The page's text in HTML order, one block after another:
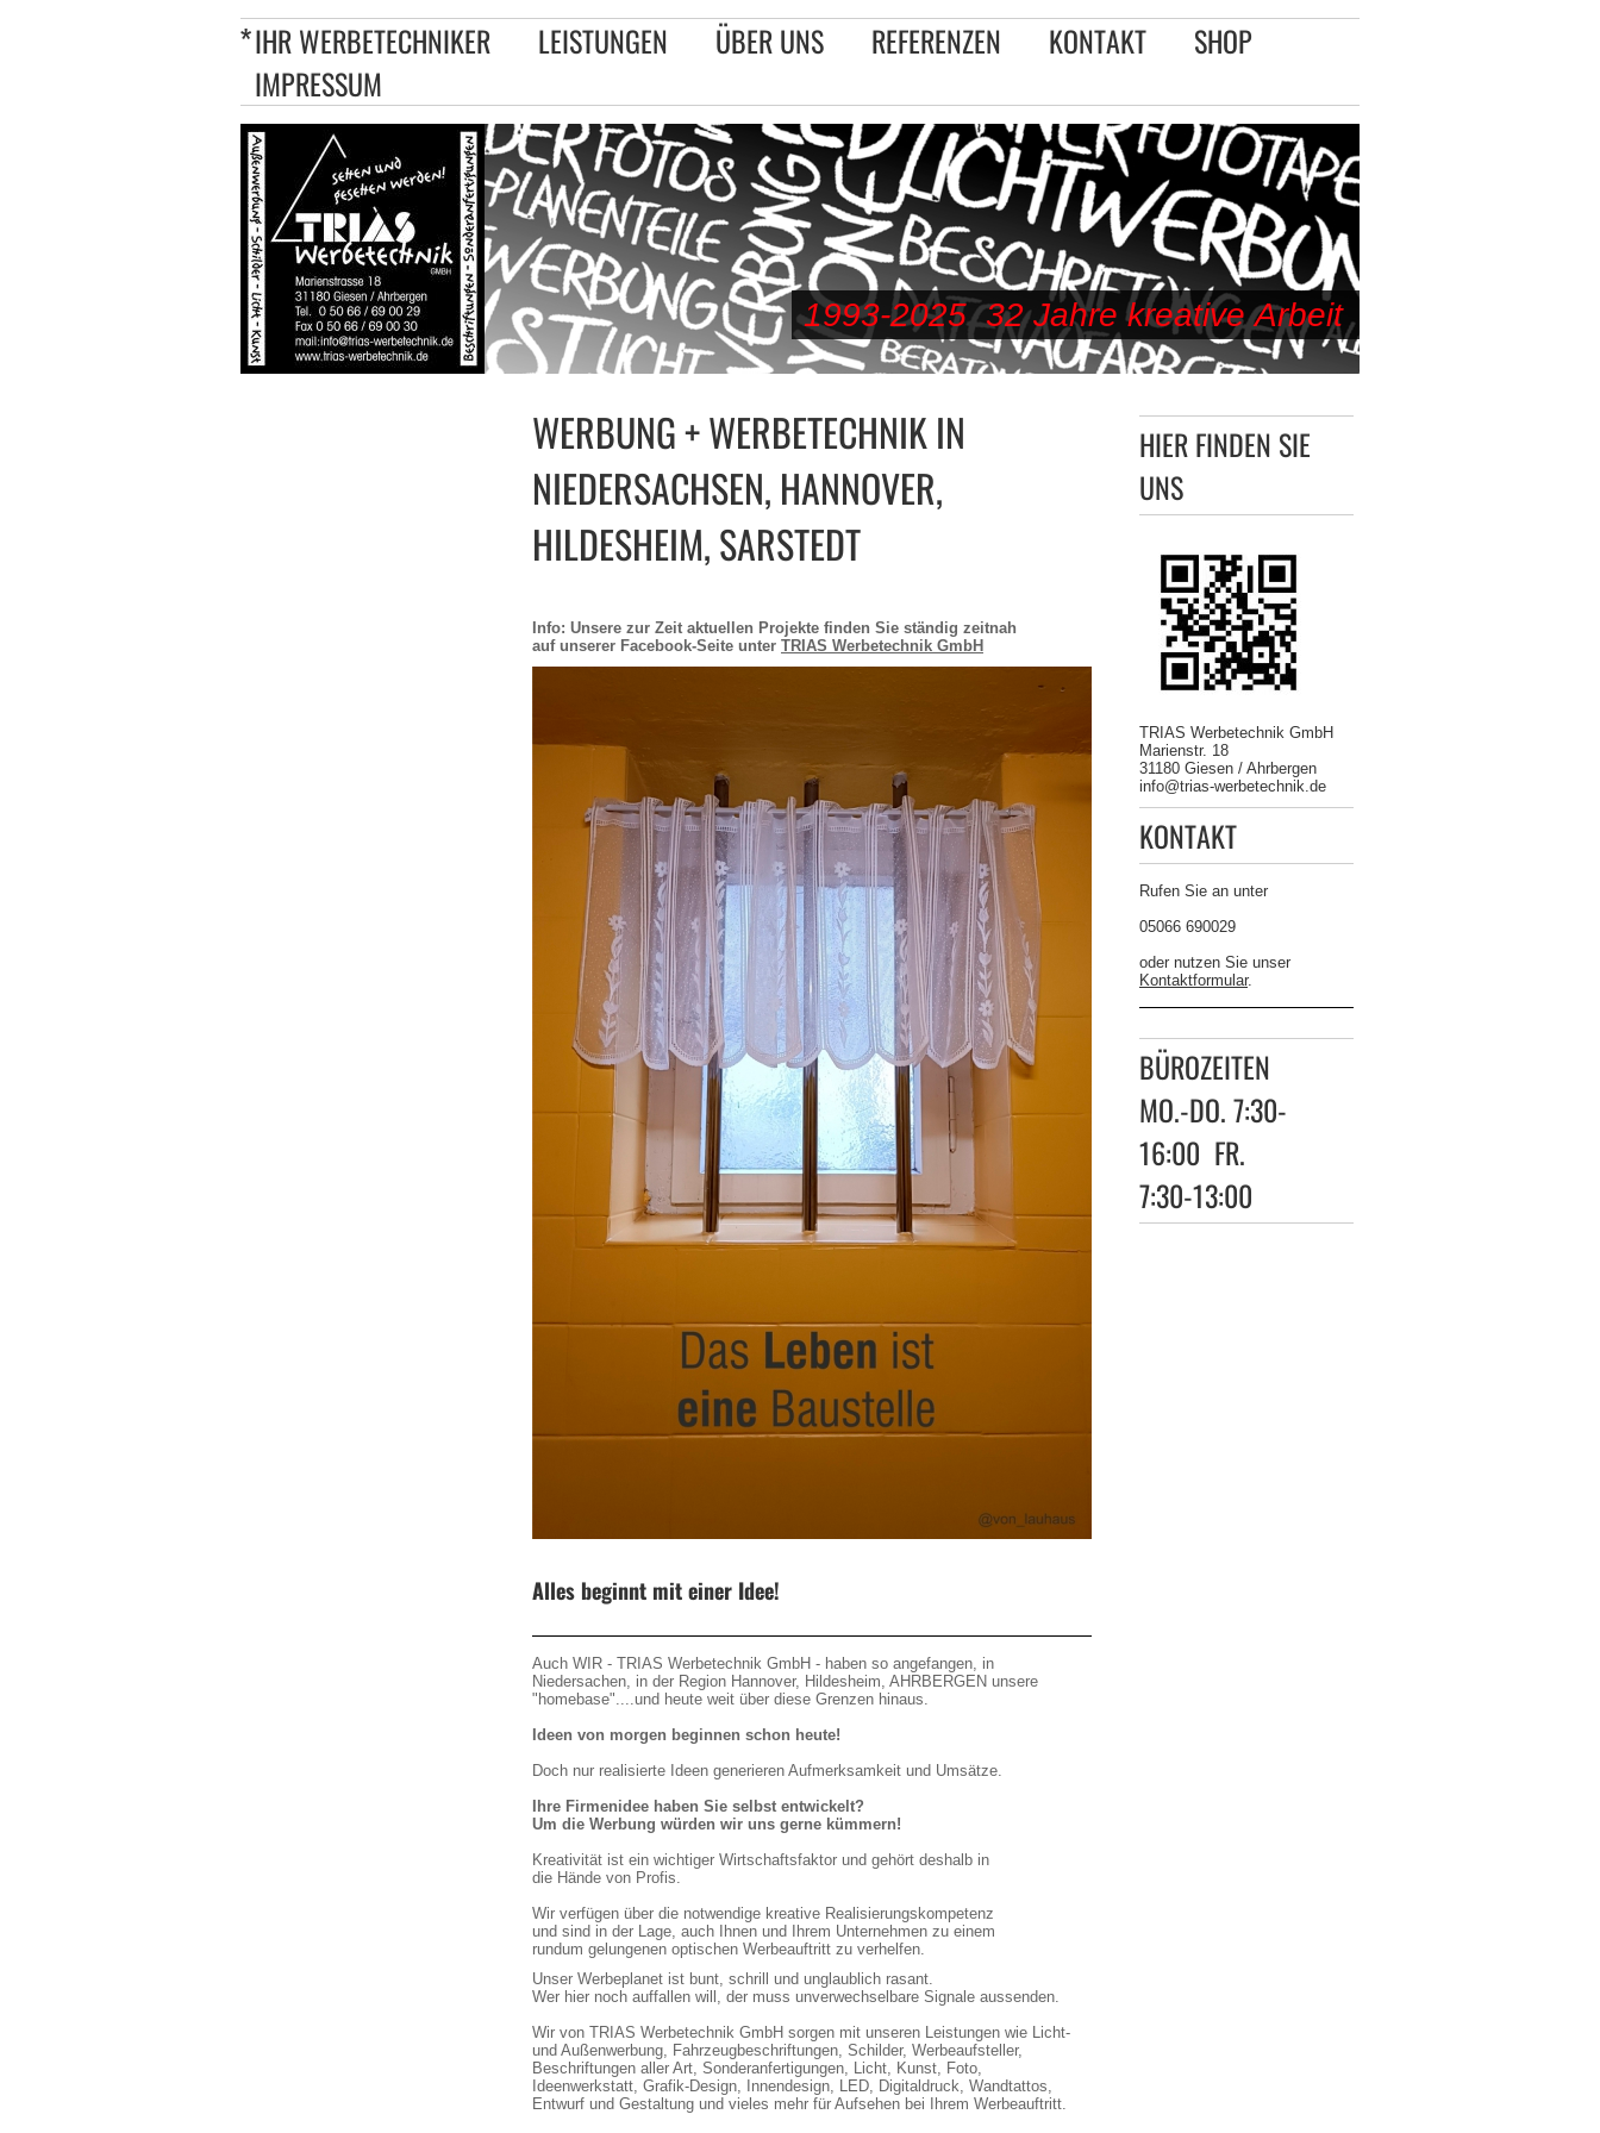
IHR WERBETECHNIKER LEISTUNGEN ÜBER UNS REFERENZEN KONTAKT
SHOP
IMPRESSUM
1993-2025 32 Jahre kreative Arbeit
WERBUNG + WERBETECHNIK IN
NIEDERSACHSEN, HANNOVER,
HILDESHEIM, SARSTEDT
Info: Unsere zur Zeit aktuellen Projekte finden Sie ständig zeitnah
auf unserer Facebook-Seite unter TRIAS Werbetechnik GmbH
Alles beginnt mit einer Idee!
Auch WIR - TRIAS Werbetechnik GmbH - haben so angefangen, in
Niedersachen, in der Region Hannover, Hildesheim, AHRBERGEN unsere
"homebase"....und heute weit über diese Grenzen hinaus.
Ideen von morgen beginnen schon heute!
Doch nur realisierte Ideen generieren Aufmerksamkeit und Umsätze.
Ihre Firmenidee haben Sie selbst entwickelt?
Um die Werbung würden wir uns gerne kümmern!
Kreativität ist ein wichtiger Wirtschaftsfaktor und gehört deshalb in
die Hände von Profis.
Wir verfügen über die notwendige kreative Realisierungskompetenz
und sind in der Lage, auch Ihnen und Ihrem Unternehmen zu einem
rundum gelungenen optischen Werbeauftritt zu verhelfen.
Unser Werbeplanet ist bunt, schrill und unglaublich rasant.
Wer hier noch auffallen will, der muss unverwechselbare Signale aussenden.
Wir von TRIAS Werbetechnik GmbH sorgen mit unseren Leistungen wie Licht-
und Außenwerbung, Fahrzeugbeschriftungen, Schilder, Werbeaufsteller,
Beschriftungen aller Art, Sonderanfertigungen, Licht, Kunst, Foto,
Ideenwerkstatt, Grafik-Design, Innendesign, LED, Digitaldruck, Wandtattos,
Entwurf und Gestaltung und vieles mehr für Aufsehen bei Ihrem Werbeauftritt.
HIER FINDEN SIE
UNS
TRIAS Werbetechnik GmbH
Marienstr. 18
31180 Giesen / Ahrbergen
info@trias-werbetechnik.de
KONTAKT
Rufen Sie an unter
05066 690029
oder nutzen Sie unser
Kontaktformular.
BÜROZEITEN
MO.-DO. 7:30-
16:00 FR.
7:30-13:00